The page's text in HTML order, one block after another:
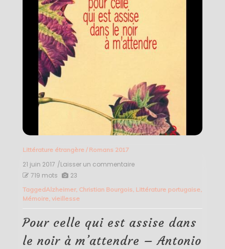
Littérature étrangère/ Romans 2017
21 juin 2017 /Laisser un commentaireon
qui
dans
le
à
719 mots 23
TaggedAlzheimer, Christian Bourgois Littérature portugaise,
Mémoire, vieillesse
Pour celle qui est assise dans
le noir à m’attendre – Antonio